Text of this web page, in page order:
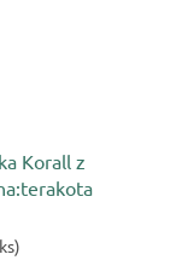
Korall z